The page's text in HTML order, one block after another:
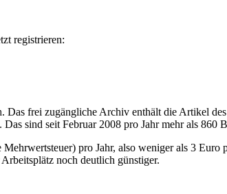
registrieren:
frei zugängliche Archiv enthält die Artikel
sind seit Februar 2008 pro Jahr mehr als
pro Jahr, also weniger als 3
noch deutlich günstiger.